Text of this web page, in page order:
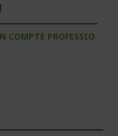
COMPTE PROFESSIO